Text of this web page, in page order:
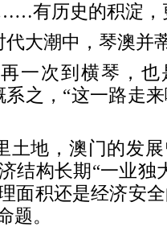
有历史的积淀，
大潮中，琴澳并
一次到横琴，
之，“这一路走
土地，澳门的发
结构长期“一业独
面积还是经济安
题。